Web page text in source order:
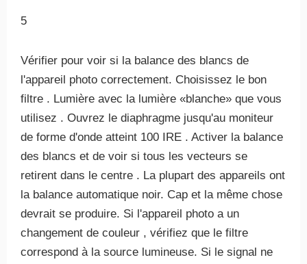
5
Vérifier pour voir si la balance des blancs de
l'appareil photo correctement. Choisissez le bon
filtre . Lumière avec la lumière «blanche» que vous
utilisez . Ouvrez le diaphragme jusqu'au moniteur
de forme d'onde atteint 100 IRE . Activer la balance
des blancs et de voir si tous les vecteurs se
retirent dans le centre . La plupart des appareils ont
la balance automatique noir. Cap et la même chose
devrait se produire. Si l'appareil photo a un
changement de couleur , vérifiez que le filtre
correspond à la source lumineuse. Si le signal ne